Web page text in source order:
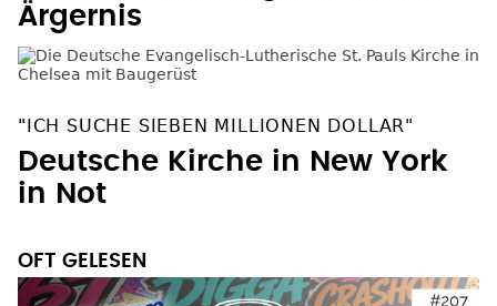
Ärgernis
"ICH SUCHE SIEBEN MILLIONEN DOLLAR"
Deutsche Kirche in New York
in Not
OFT GELESEN